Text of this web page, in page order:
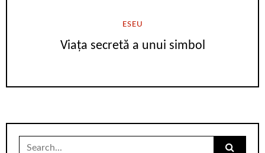
ESEU
Viața secretă a unui simbol
Search